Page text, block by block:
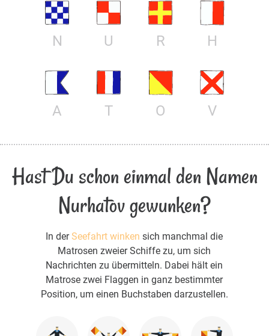
N U R H
A T O V
Hast Du schon einmal den Namen
Nurhatov gewunken?
In derSeefahrt winken sich manchmal die
Matrosen zweier Schiffe zu, um sich
Nachrichten zu übermitteln. Dabei hält ein
Matrose zwei Flaggen in ganz bestimmter
Position, um einen Buchstaben darzustellen.